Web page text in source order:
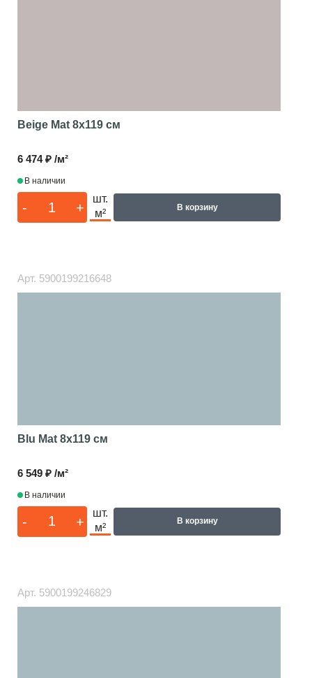
Beige Mat 8x119 см
6 474 ₽ /м²
В наличии
- +
шт.
м²
В корзину
Арт. 5900199216648
Blu Mat 8x119 см
6 549 ₽ /м²
В наличии
- +
шт.
м²
В корзину
Арт. 5900199246829